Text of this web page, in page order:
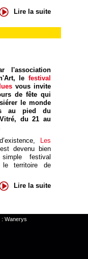
Lire la suite
l'association
le festival
vous invite
de fête qui
le monde
au pied du
du 21 au
Les
est devenu bien
festival
territoire de
Lire la suite
: Wanerys